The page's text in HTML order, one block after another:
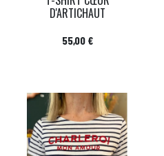
D'ARTICHAUT
Prix
55,00 €